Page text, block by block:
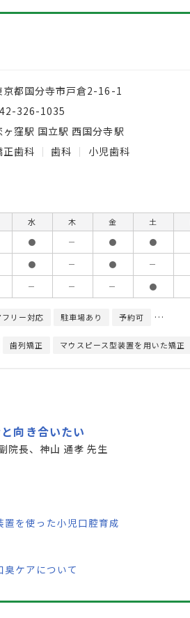
京都国分寺市戸倉2-16-1
326-1035
ヶ窪駅 国立駅 西国分寺駅
正歯科
歯科 小児歯科
水 木 金 土
● － ● ●
● － ● －
－ － － ●
フリー対応 駐車場あり 予約可 クレジ
歯列矯正 マウスピース型装置を用いた矯正
向き合いたい
院長、神山 通孝 先生
を使った小児口腔育成
ケアについて